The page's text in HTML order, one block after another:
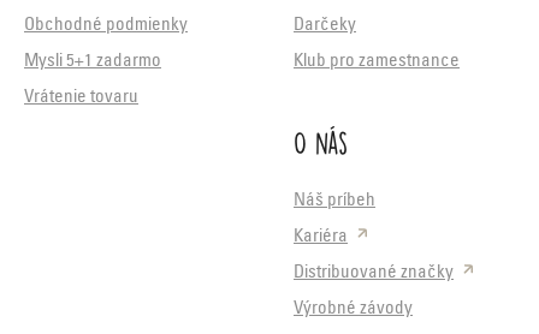
Obchodné podmienky
Mysli 5+1 zadarmo
Vrátenie tovaru
Darčeky
Klub pro zamestnance
O nás
Náš príbeh
Kariéra
Distribuované značky
Výrobné závody